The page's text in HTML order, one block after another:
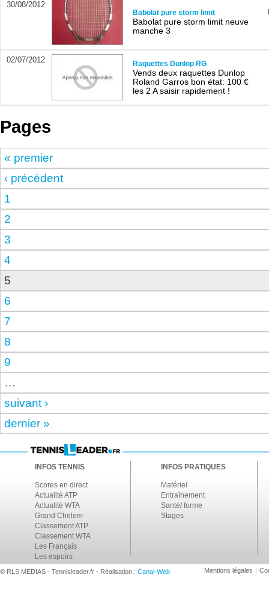
30/08/2012
Babolat pure storm limit
Babolat pure storm limit neuve
manche 3
02/07/2012 Raquettes Dunlop RG
Vends deux raquettes Dunlop
Roland Garros bon état: 100 €
les 2 A saisir rapidement !
Pages
« premier
‹ précédent
1
2
3
4
5
6
7
8
9
…
suivant ›
dernier »
INFOS TENNIS
Scores en direct
Actualité ATP
Actualité WTA
Grand Chelem
Classement ATP
Classement WTA
Les Français
Les espoirs
INFOS PRATIQUES
Matériel
Entraînement
Santé/ forme
Stages
© RLS MEDIAS - Tennisleader.fr - Réalisation : Canal-Web Mentions légales